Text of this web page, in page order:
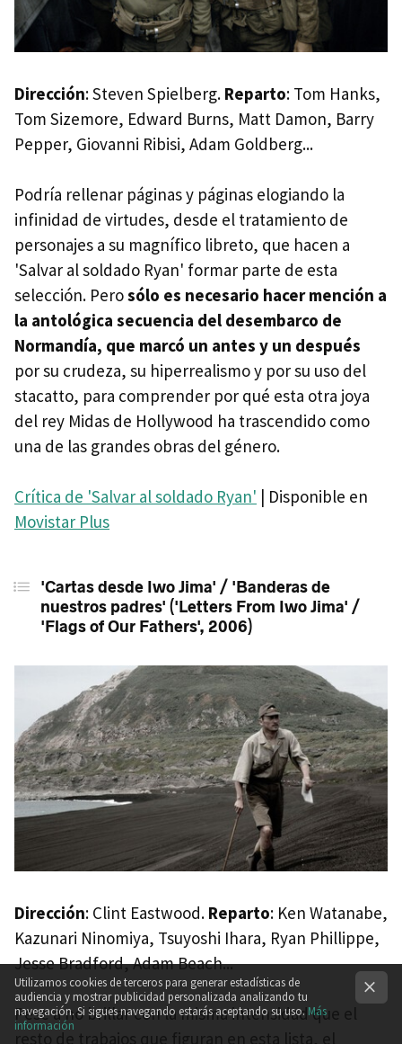
Dirección: Steven Spielberg. Reparto: Tom Hanks,
Tom Sizemore, Edward Burns, Matt Damon, Barry
Pepper, Giovanni Ribisi, Adam Goldberg...
Podría rellenar páginas y páginas elogiando la
infinidad de virtudes, desde el tratamiento de
personajes a su magnífico libreto, que hacen a
'Salvar al soldado Ryan' formar parte de esta
selección. Perosólo es necesario hacer mención a
la antológica secuencia del desembarco de
Normandía, que marcó un antes y un después
por su crudeza, su hiperrealismo y por su uso del
stacatto, para comprender por qué esta otra joya
del rey Midas de Hollywood ha trascendido como
una de las grandes obras del género.
Crítica de 'Salvar al soldado Ryan' | Disponible en
Movistar Plus
'Cartas desde Iwo Jima' / 'Banderas de
nuestros padres' ('Letters From Iwo Jima' /
'Flags of Our Fathers', 2006)
Dirección: Clint Eastwood. Reparto: Ken Watanabe,
Kazunari Ninomiya, Tsuyoshi Ihara, Ryan Phillippe,
Jesse Bradford, Adam Beach...
Pese a no brillar con la misma intensidad que el
resto de trabajos que figuran en esta lista, el
Utilizamos cookies de terceros para generar estadísticas de
audiencia y mostrar publicidad personalizada analizando tu
navegación. Si sigues navegando estarás aceptando su uso.Más
información